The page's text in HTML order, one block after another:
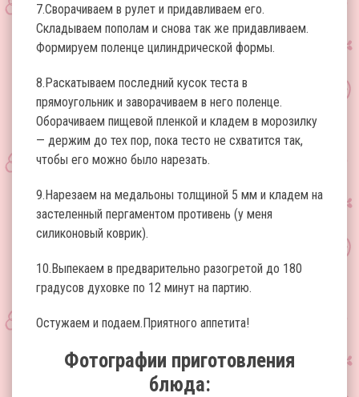
7.Сворачиваем в рулет и придавливаем его.
Складываем пополам и снова так же придавливаем.
Формируем поленце цилиндрической формы.
8.Раскатываем последний кусок теста в
прямоугольник и заворачиваем в него поленце.
Оборачиваем пищевой пленкой и кладем в морозилку
— держим до тех пор, пока тесто не схватится так,
чтобы его можно было нарезать.
9.Нарезаем на медальоны толщиной 5 мм и кладем на
застеленный пергаментом противень (у меня
силиконовый коврик).
10.Выпекаем в предварительно разогретой до 180
градусов духовке по 12 минут на партию.
Остужаем и подаем.Приятного аппетита!
Фотографии приготовления
блюда: